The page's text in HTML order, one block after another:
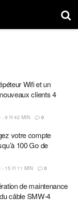
Wifi et un
clients 4
9 H 42 MIN 0
votre compte
100 Go de
15 H 11 MIN 0
de maintenance
câble SMW-4